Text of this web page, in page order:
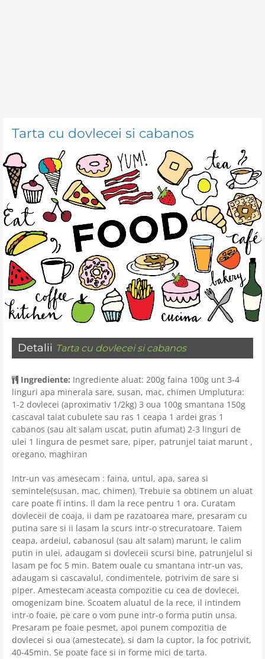
Tarta cu dovlecei si cabanos
Detalii Tarta cu dovlecei si cabanos
Ingrediente: Ingrediente aluat: 200g faina 100g unt 3-4
linguri apa minerala sare, susan, mac, chimen Umplutura:
1-2 dovlecei (aproximativ 1/2kg) 3 oua 100g smantana 150g
cascaval taiat cubulete sau ras 1 ceapa 1 ardei gras 1
cabanos (sau alt salam uscat, putin afumat) 2-3 linguri de
ulei 1 lingura de pesmet sare, piper, patrunjel taiat marunt ,
oregano, maghiran
Intr-un vas amesecam : faina, untul, apa, sarea si
semintele(susan, mac, chimen). Trebuie sa obtinem un aluat
care poate fi intins. Il dam la rece pentru 1 ora. Curatam
dovleceii de coaja, ii dam pe razatoarea mare, presaram cu
putina sare si ii lasam la scurs intr-o strecuratoare. Taiem
ceapa, ardeiul, cabanosul (sau alt salam) marunt, le calim
putin in ulei, adaugam si dovleceii scursi bine, patrunjelul si
lasam pe foc 5 min. Batem ouale cu smantana intr-un vas,
adaugam si cascavalul, condimentele, potrivim de sare si
piper. Amestecam aceasta compozitie cu cea de dovlecei,
omogenizam bine. Scoatem aluatul de la rece, il intindem
intr-o foaie, pe care o vom pune intr-o forma putin unsa.
Presaram pe foaie pesmet, apoi punem compozitia de
dovlecei si oua (amestecate), si dam la cuptor, la foc potrivit,
40-45min. Se poate face si in forme mici de tarta.